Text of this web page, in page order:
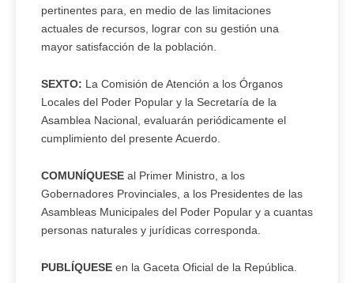
pertinentes para, en medio de las limitaciones
actuales de recursos, lograr con su gestión una
mayor satisfacción de la población.
SEXTO: La Comisión de Atención a los Órganos
Locales del Poder Popular y la Secretaría de la
Asamblea Nacional, evaluarán periódicamente el
cumplimiento del presente Acuerdo.
COMUNÍQUESE al Primer Ministro, a los
Gobernadores Provinciales, a los Presidentes de las
Asambleas Municipales del Poder Popular y a cuantas
personas naturales y jurídicas corresponda.
PUBLÍQUESE en la Gaceta Oficial de la República.